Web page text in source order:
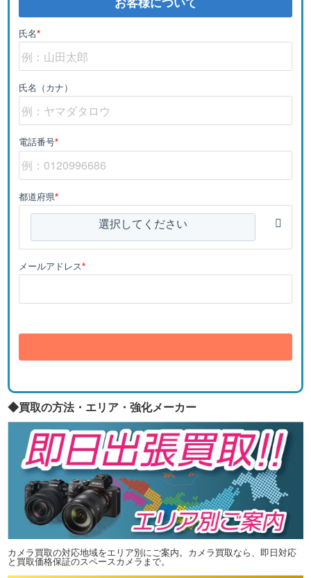
氏名*
氏名（カナ）
電話番号*
都道府県*
選択してください
メールアドレス*
◆買取の方法・エリア・強化メーカー
カメラ買取の対応地域をエリア別にご案内。カメラ買取なら、即日対応
と買取価格保証のスペースカメラまで。